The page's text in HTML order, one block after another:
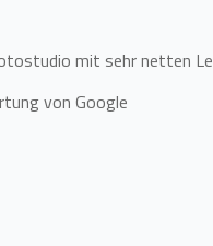
mit sehr netten
von Google